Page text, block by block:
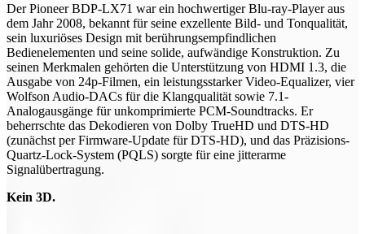
Der Pioneer BDP-LX71 war ein hochwertiger Blu-ray-Player aus
dem Jahr 2008, bekannt für seine exzellente Bild- und Tonqualität,
sein luxuriöses Design mit berührungsempfindlichen
Bedienelementen und seine solide, aufwändige Konstruktion. Zu
seinen Merkmalen gehörten die Unterstützung von HDMI 1.3, die
Ausgabe von 24p-Filmen, ein leistungsstarker Video-Equalizer, vier
Wolfson Audio-DACs für die Klangqualität sowie 7.1-
Analogausgänge für unkomprimierte PCM-Soundtracks. Er
beherrschte das Dekodieren von Dolby TrueHD und DTS-HD
(zunächst per Firmware-Update für DTS-HD), und das Präzisions-
Quartz-Lock-System (PQLS) sorgte für eine jitterarme
Signalübertragung.
Kein 3D.